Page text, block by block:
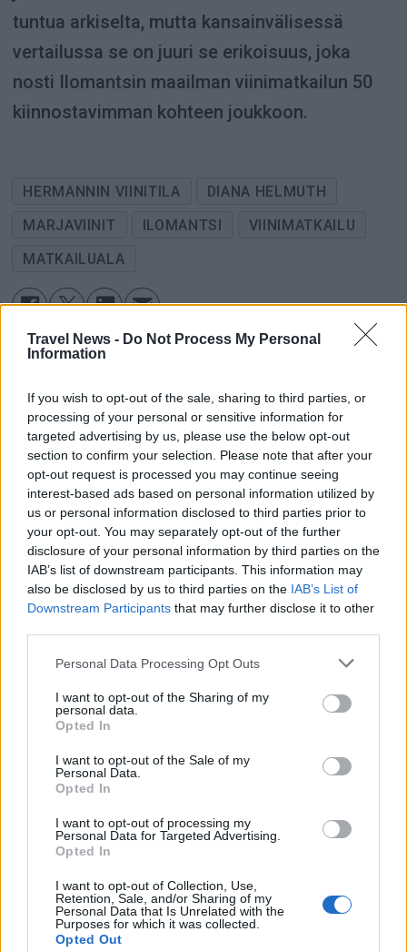
Travel News - Do Not Process My Personal
Information
If you wish to opt-out of the sale, sharing to third parties, or
processing of your personal or sensitive information for
targeted advertising by us, please use the below opt-out
section to confirm your selection. Please note that after your
opt-out request is processed you may continue seeing
interest-based ads based on personal information utilized by
us or personal information disclosed to third parties prior to
your opt-out. You may separately opt-out of the further
disclosure of your personal information by third parties on the
IAB’s list of downstream participants. This information may
also be disclosed by us to third parties on the IAB’s List of
Downstream Participants that may further disclose it to other
Personal Data Processing Opt Outs
I want to opt-out of the Sharing of my
personal data.
Opted In
I want to opt-out of the Sale of my
Personal Data.
Opted In
I want to opt-out of processing my
Personal Data for Targeted Advertising.
Opted In
I want to opt-out of Collection, Use,
Retention, Sale, and/or Sharing of my
Personal Data that Is Unrelated with the
Purposes for which it was collected.
Opted Out
tuntua arkiselta, mutta kansainvälisessä
vertailussa se on juuri se erikoisuus, joka
nosti Ilomantsin maailman viinimatkailun 50
kiinnostavimman kohteen joukkoon.
HERMANNIN VIINITILA
DIANA HELMUTH
MARJAVIINIT
ILOMANTSI
VIINIMATKAILU
MATKAILUALA
MAINOS
PREMIUM
Norwegian harkitsee kasvun
siirtoa Billundiin
Kööpenhaminan lentoaseman pitkät
passintarkastusjonot ovat saaneet Norwegianin
mieluummin Billundissa kuin Kastrupissa.
Saarenmaa nousee nyt